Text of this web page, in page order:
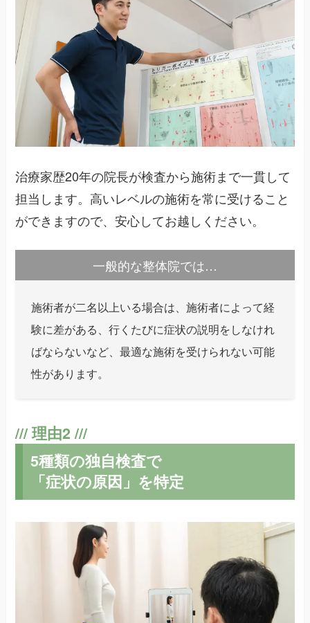
治療家歴20年の院長が検査から施術まで一貫して
担当します。高いレベルの施術を常に受けること
ができますので、安心してお越しください。
一般的な整体院では…
施術者が二名以上いる場合は、施術者によって経
験に差がある、行くたびに症状の説明をしなけれ
ばならないなど、最適な施術を受けられない可能
性があります。
5種類の独自検査で
「症状の原因」を特定